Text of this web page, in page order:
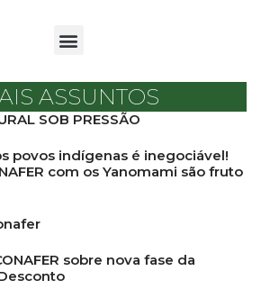
ASSUNTOS
SOB PRESSÃO
povos indígenas é inegociável!
com os Yanomami são fruto
sobre nova fase da